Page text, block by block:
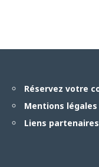
Réservez votre
Mentions légales
Liens partenaires